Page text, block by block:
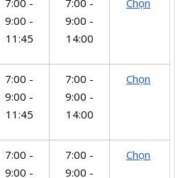
9:00 -
11:45
9:00 -
14:00
7:00 -
9:00 -
11:45
7:00 -
9:00 -
14:00
Chọn
7:00 -
9:00 -
7:00 -
9:00 -
Chọn